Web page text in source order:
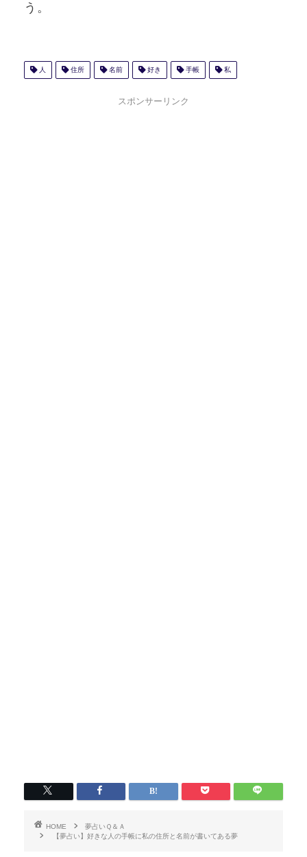
う。
人 住所 名前 好き 手帳 私
スポンサーリンク
HOME
夢占いＱ＆Ａ
【夢占い】好きな人の手帳に私の住所と名前が書いてある夢